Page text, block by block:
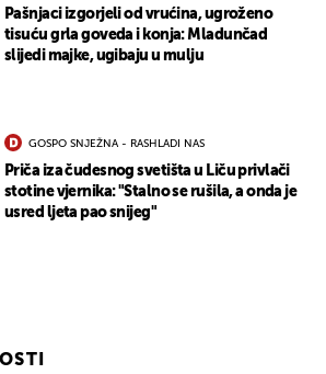
Pašnjaci izgorjeli od vrućina, ugroženo
tisuću grla goveda i konja: Mladunčad
slijedi majke, ugibaju u mulju
GOSPO SNJEŽNA - RASHLADI NAS
Priča iza čudesnog svetišta u Liču privlači
stotine vjernika: "Stalno se rušila, a onda je
usred ljeta pao snijeg"